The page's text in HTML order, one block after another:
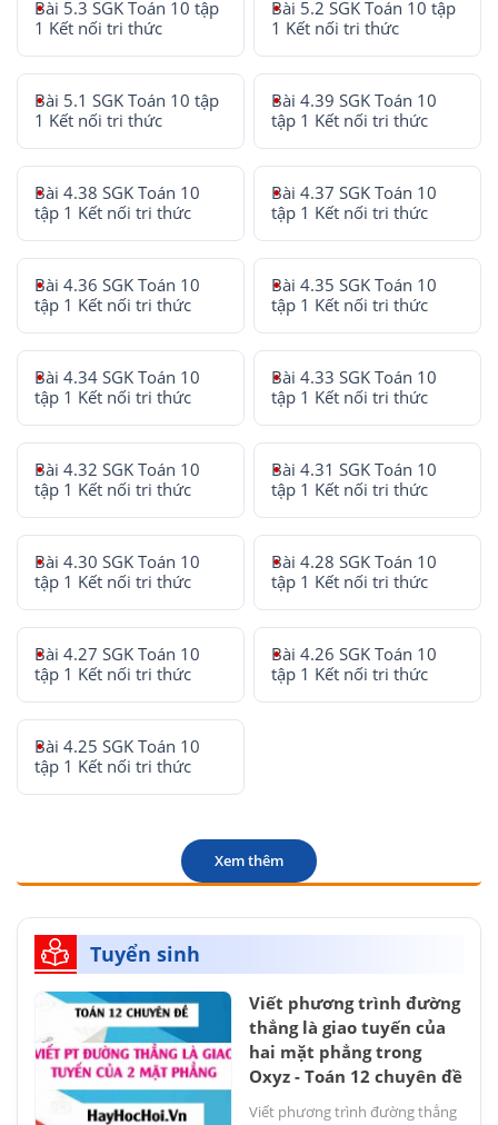
Bài 5.3 SGK Toán 10 tập
1 Kết nối tri thức
Bài 5.2 SGK Toán 10 tập
1 Kết nối tri thức
Bài 5.1 SGK Toán 10 tập
1 Kết nối tri thức
Bài 4.39 SGK Toán 10
tập 1 Kết nối tri thức
Bài 4.38 SGK Toán 10
tập 1 Kết nối tri thức
Bài 4.37 SGK Toán 10
tập 1 Kết nối tri thức
Bài 4.36 SGK Toán 10
tập 1 Kết nối tri thức
Bài 4.35 SGK Toán 10
tập 1 Kết nối tri thức
Bài 4.34 SGK Toán 10
tập 1 Kết nối tri thức
Bài 4.33 SGK Toán 10
tập 1 Kết nối tri thức
Bài 4.32 SGK Toán 10
tập 1 Kết nối tri thức
Bài 4.31 SGK Toán 10
tập 1 Kết nối tri thức
Bài 4.30 SGK Toán 10
tập 1 Kết nối tri thức
Bài 4.28 SGK Toán 10
tập 1 Kết nối tri thức
Bài 4.27 SGK Toán 10
tập 1 Kết nối tri thức
Bài 4.26 SGK Toán 10
tập 1 Kết nối tri thức
Bài 4.25 SGK Toán 10
tập 1 Kết nối tri thức
Xem thêm
Tuyển sinh
Viết phương trình đường
thẳng là giao tuyến của
hai mặt phẳng trong
Oxyz - Toán 12 chuyên đề
Viết phương trình đường thẳng